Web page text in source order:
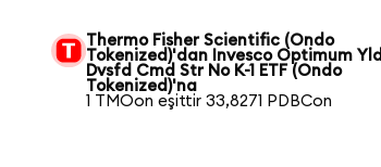
Thermo Fisher Scientific (Ondo
Tokenized)'dan Invesco Optimum Yld
Dvsfd Cmd Str No K-1 ETF (Ondo
Tokenized)'na
1 TMOon eşittir 33,8271 PDBCon